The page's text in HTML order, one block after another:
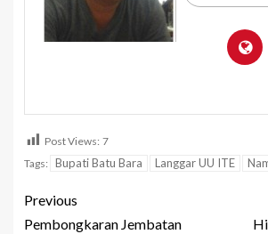
Post Views: 7
Tags: Bupati Batu Bara Langgar UU ITE
Previous
Pembongkaran Jembatan